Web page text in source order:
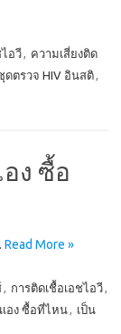
ไอวี, ความเสี่ยงติด
ดตรวจ HIV อินสติ,
ง ซื้อ
Read More »
, การติดเชื้อเอชไอวี,
เอง ซื้อที่ไหน, เป็น